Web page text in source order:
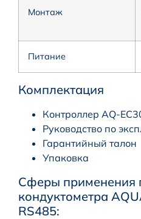
Монтаж
Питание
Комплектация
Контроллер AQ-
Руководство по
Гарантийный талон
Упаковка
Сферы применения
кондуктометра
RS485: